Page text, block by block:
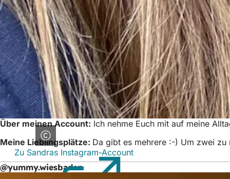
Über meinen Account: Ich nehme Euch mit auf meine
Meine Lieblingsplätze: Da gibt es mehrere :-) Um zwei zu
Zu Sandras Instagram-Account
in
einem
@yummy.wiesbaden